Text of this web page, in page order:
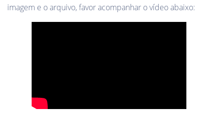
imagem e o arquivo, favor acompanhar o vídeo abaixo: